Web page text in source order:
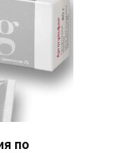
по